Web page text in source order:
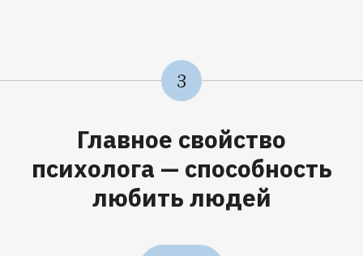
3
Главное свойство
психолога — способность
любить людей